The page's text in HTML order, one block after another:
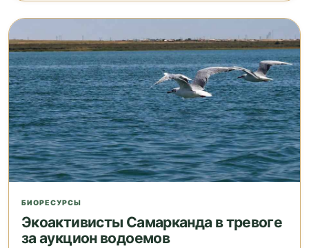
БИОРЕСУРСЫ
Экоактивисты Самарканда в тревоге
за аукцион водоемов